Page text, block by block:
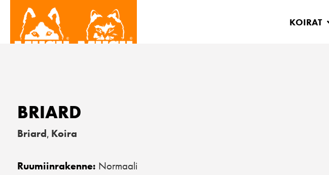
KOIRAT
BRIARD
Briard, Koira
Ruumiinrakenne: Normaali